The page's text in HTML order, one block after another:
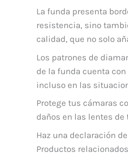
La funda presenta
resistencia, sino
calidad, que no solo
Los patrones de
de la funda cuenta
incluso en las
Protege tus cámaras
daños en las lentes
Haz una declaración
Productos relacionados